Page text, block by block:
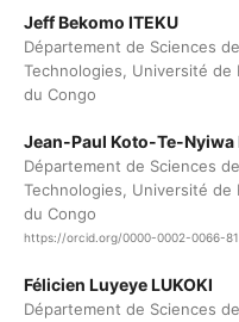
Jeff Bekomo ITEKU
Département de Sciences
Technologies, Université de
du Congo
Jean-Paul Koto-Te-Nyiwa
Département de Sciences
Technologies, Université de
du Congo
https://orcid.org/0000-0002-0066-
Félicien Luyeye LUKOKI
Département de Sciences